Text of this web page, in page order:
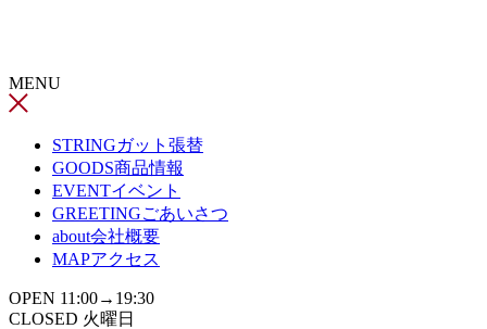
ン
ツ
MENU
STRINGガット張替
GOODS商品情報
EVENTイベント
GREETINGごあいさつ
about会社概要
MAPアクセス
OPEN 11:00→19:30
CLOSED 火曜日